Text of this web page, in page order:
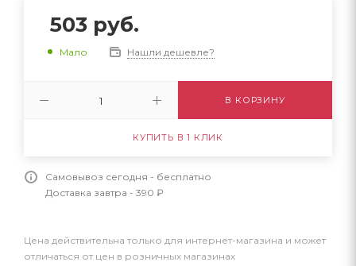
503 руб.
Мало Нашли дешевле?
В КОРЗИНУ
КУПИТЬ В 1 КЛИК
Самовывоз сегодня - бесплатно
Доставка завтра - 390 ₽
Цена действительна только для интернет-магазина и может
отличаться от цен в розничных магазинах